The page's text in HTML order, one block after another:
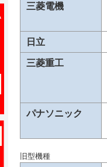
三菱電機
日立
三菱重工
パナソニック
旧型機種